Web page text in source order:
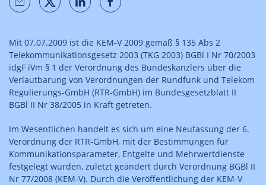
Mit 07.07.2009 ist die KEM-V 2009 gemäß § 135 Abs 2
Telekommunikationsgesetz 2003 (TKG 2003) BGBl I Nr 70/2003
idgF iVm § 1 der Verordnung des Bundeskanzlers über die
Verlautbarung von Verordnungen der Rundfunk und Telekom
Regulierungs-GmbH (RTR-GmbH) im Bundesgesetzblatt II
BGBl II Nr 38/2005 in Kraft getreten.
Im Wesentlichen handelt es sich um eine Neufassung der 6.
Verordnung der RTR-GmbH, mit der Bestimmungen für
Kommunikationsparameter, Entgelte und Mehrwertdienste
festgelegt wurden, zuletzt geändert durch Verordnung BGBl II
Nr 77/2008 (KEM-V). Durch die Veröffentlichung der KEM-V